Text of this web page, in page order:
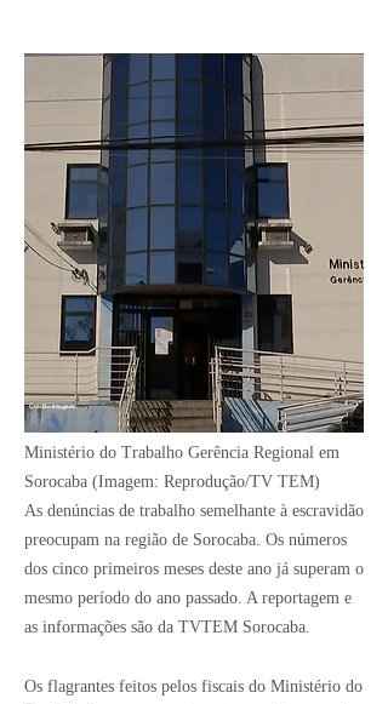
Crédito Imagem:
Ministério do Trabalho Gerência Regional em
Sorocaba (Imagem: Reprodução/TV TEM)
As denúncias de trabalho semelhante à escravidão
preocupam na região de Sorocaba. Os números
dos cinco primeiros meses deste ano já superam o
mesmo período do ano passado. A reportagem e
as informações são da TVTEM Sorocaba.
Os flagrantes feitos pelos fiscais do Ministério do